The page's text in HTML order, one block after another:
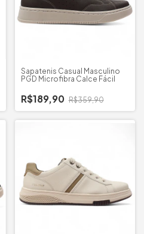
Sapatenis Casual Masculino
PGD Microfibra Calce Fácil
R$189,90 R$359,90